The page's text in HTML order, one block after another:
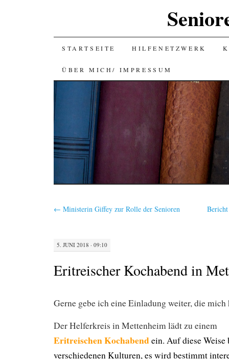
SKIP
TO
CONTENT
STARTSEITE HILFENETZWERK
ÜBER MICH/ IMPRESSUM
← Ministerin Giffey zur Rolle der Senioren
5. JUNI 2018 · 09:10
Eritreischer Kochabend in
Gerne gebe ich eine Einladung weiter, die
Der Helferkreis in Mettenheim lädt zu einem
Eritreischen Kochabendein. Auf diese Weise
verschiedenen Kulturen, es wird bestimmt